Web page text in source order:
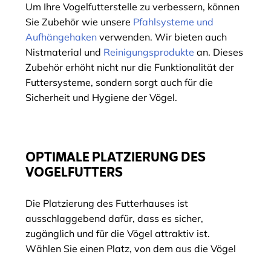
Um Ihre Vogelfutterstelle zu verbessern, können
Sie Zubehör wie unsere Pfahlsysteme und
Aufhängehaken verwenden. Wir bieten auch
Nistmaterial und Reinigungsprodukte an. Dieses
Zubehör erhöht nicht nur die Funktionalität der
Futtersysteme, sondern sorgt auch für die
Sicherheit und Hygiene der Vögel.
OPTIMALE PLATZIERUNG DES
VOGELFUTTERS
Die Platzierung des Futterhauses ist
ausschlaggebend dafür, dass es sicher,
zugänglich und für die Vögel attraktiv ist.
Wählen Sie einen Platz, von dem aus die Vögel